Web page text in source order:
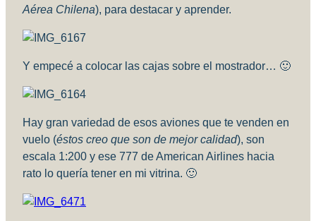
Aérea Chilena), para destacar y aprender.
Y empecé a colocar las cajas sobre el mostrador… 🙂
Hay gran variedad de esos aviones que te venden en
vuelo (éstos creo que son de mejor calidad), son
escala 1:200 y ese 777 de American Airlines hacia
rato lo quería tener en mi vitrina. 🙂